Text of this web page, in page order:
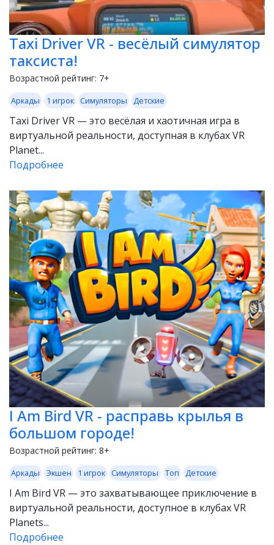
Taxi Driver VR - весёлый симулятор
таксиста!
Возрастной рейтинг: 7+
Аркады 1 игрок Симуляторы Детские
Taxi Driver VR — это весёлая и хаотичная игра в
виртуальной реальности, доступная в клубах VR
Planet...
Подробнее
I Am Bird VR - расправь крылья в
большом городе!
Возрастной рейтинг: 8+
Аркады Экшен 1 игрок Симуляторы Топ Детские
I Am Bird VR — это захватывающее приключение в
виртуальной реальности, доступное в клубах VR
Planets...
Подробнее